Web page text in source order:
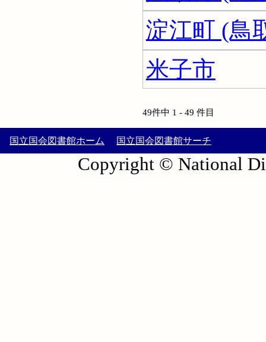
淀江町 (鳥
米子市
49件中 1 - 49 件目
国立国会図書館ホーム 国立国会図書館サーチ
Copyright © National